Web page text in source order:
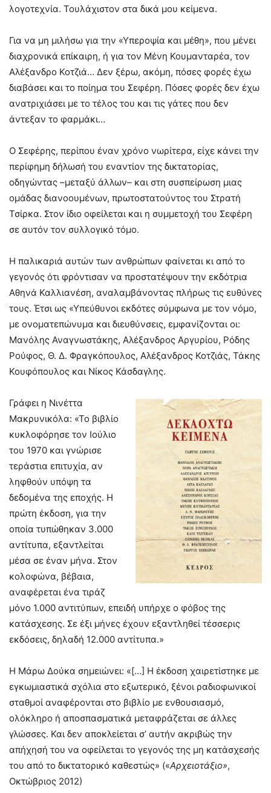
λογοτεχνία. Τουλάχιστον στα δικά μου κείμενα.
Για να μη μιλήσω για την «Υπεροψία και μέθη», που μένει
διαχρονικά επίκαιρη, ή για τον Μένη Κουμανταρέα, τον
Αλέξανδρο Κοτζιά… Δεν ξέρω, ακόμη, πόσες φορές έχω
διαβάσει και το ποίημα του Σεφέρη. Πόσες φορές δεν έχω
ανατριχιάσει με το τέλος του και τις γάτες που δεν
άντεξαν το φαρμάκι…
Ο Σεφέρης, περίπου έναν χρόνο νωρίτερα, είχε κάνει την
περίφημη δήλωσή του εναντίον της δικτατορίας,
οδηγώντας –μεταξύ άλλων– και στη συσπείρωση μιας
ομάδας διανοουμένων, πρωτοστατούντος του Στρατή
Τσίρκα. Στον ίδιο οφείλεται και η συμμετοχή του Σεφέρη
σε αυτόν τον συλλογικό τόμο.
Η παλικαριά αυτών των ανθρώπων φαίνεται κι από το
γεγονός ότι φρόντισαν να προστατέψουν την εκδότρια
Αθηνά Καλλιανέση, αναλαμβάνοντας πλήρως τις ευθύνες
τους. Έτσι ως «Υπεύθυνοι εκδότες σύμφωνα με τον νόμο,
με ονοματεπώνυμα και διευθύνσεις, εμφανίζονται οι:
Μανόλης Αναγνωστάκης, Αλέξανδρος Αργυρίου, Ρόδης
Ρούφος, Θ. Δ. Φραγκόπουλος, Αλέξανδρος Κοτζιάς, Τάκης
Κουφόπουλος και Νίκος Κάσδαγλης.
Γράφει η Νινέττα
Μακρυνικόλα: «Το βιβλίο
κυκλοφόρησε τον Ιούλιο
του 1970 και γνώρισε
τεράστια επιτυχία, αν
ληφθούν υπόψη τα
δεδομένα της εποχής. Η
πρώτη έκδοση, για την
οποία τυπώθηκαν 3.000
αντίτυπα, εξαντλείται
μέσα σε έναν μήνα. Στον
κολοφώνα, βέβαια,
αναφέρεται ένα τιράζ
μόνο 1.000 αντιτύπων, επειδή υπήρχε ο φόβος της
κατάσχεσης. Σε έξι μήνες έχουν εξαντληθεί τέσσερις
εκδόσεις, δηλαδή 12.000 αντίτυπα.»
Η Μάρω Δούκα σημειώνει: «[…] Η έκδοση χαιρετίστηκε με
εγκωμιαστικά σχόλια στο εξωτερικό, ξένοι ραδιοφωνικοί
σταθμοί αναφέρονται στο βιβλίο με ενθουσιασμό,
ολόκληρο ή αποσπασματικά μεταφράζεται σε άλλες
γλώσσες. Και δεν αποκλείεται σ’ αυτήν ακριβώς την
απήχησή του να οφείλεται το γεγονός της μη κατάσχεσής
του από το δικτατορικό καθεστώς» («Αρχειοτάξιο»,
Οκτώβριος 2012)